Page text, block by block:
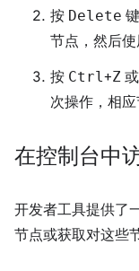
按 Delete
节点，然后使
按 Ctrl +Z 或
次操作，相应
在控制台中
开发者工具提供了
节点或获取对这些